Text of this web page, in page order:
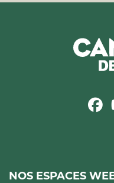
NOS ESPACES